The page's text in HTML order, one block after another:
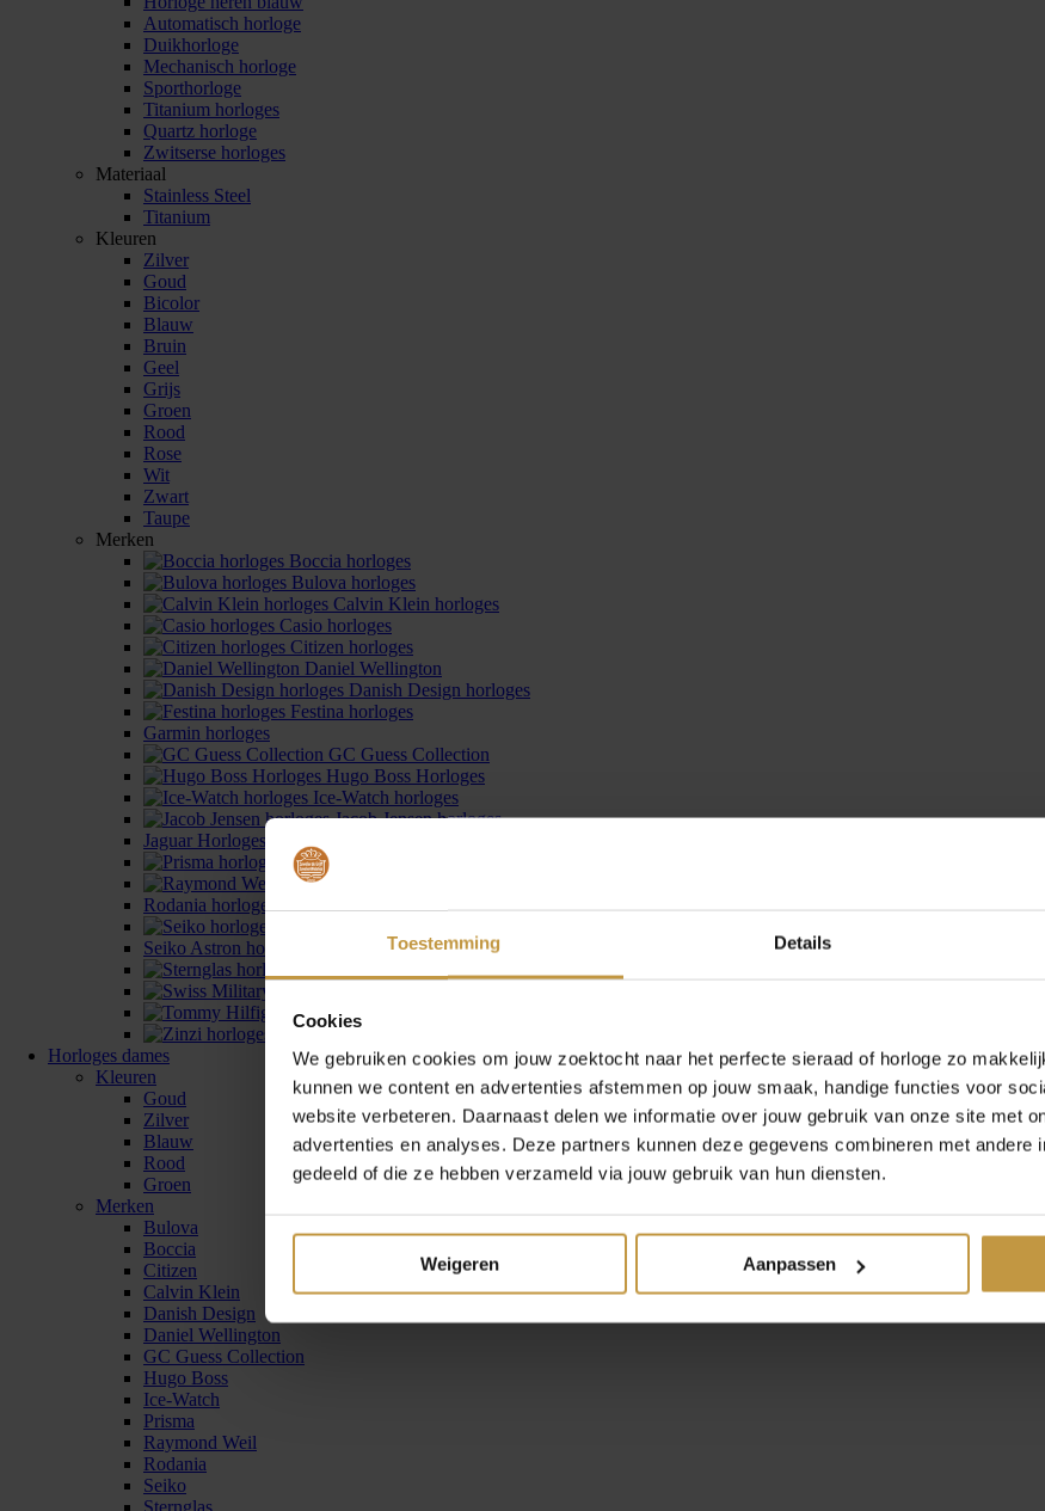
Toestemming Details
Cookies
We gebruiken cookies om jouw zoektocht naar het perfecte sieraad of horloge zo
kunnen we content en advertenties afstemmen op jouw smaak, handige functies voor
website verbeteren. Daarnaast delen we informatie over jouw gebruik van onze site met
advertenties en analyses. Deze partners kunnen deze gegevens combineren met andere
gedeeld of die ze hebben verzameld via jouw gebruik van hun diensten.
Weigeren Aanpassen
Automatisch horloge
Duikhorloge
Mechanisch horloge
Sporthorloge
Titanium horloges
Quartz horloge
Zwitserse horloges
Materiaal
Stainless Steel
Titanium
Kleuren
Zilver
Goud
Bicolor
Blauw
Bruin
Geel
Grijs
Groen
Rood
Rose
Wit
Zwart
Taupe
Merken
Boccia horloges
Bulova horloges
Calvin Klein horloges
Casio horloges
Citizen horloges
Daniel Wellington
Danish Design horloges
Festina horloges
Garmin horloges
GC Guess Collection
Hugo Boss Horloges
Ice-Watch horloges
Jacob Jensen horloges
Jaguar Horloges
Prisma horloges
Rodania horloges
Seiko Astron horloges
Zinzi horloges
Horloges dames
Kleuren
Goud
Zilver
Blauw
Rood
Groen
Merken
Bulova
Boccia
Citizen
Calvin Klein
Danish Design
Daniel Wellington
GC Guess Collection
Hugo Boss
Ice-Watch
Prisma
Raymond Weil
Rodania
Seiko
Sternglas